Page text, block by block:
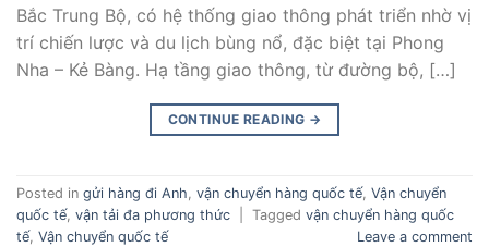
Bắc Trung Bộ, có hệ thống giao thông phát triển nhờ vị
trí chiến lược và du lịch bùng nổ, đặc biệt tại Phong
Nha – Kẻ Bàng. Hạ tầng giao thông, từ đường bộ, […]
CONTINUE READING →
Posted in gửi hàng đi Anh vận chuyển hàng quốc tế Vận chuyển
quốc tế vận tải đa phương thức Tagged vận chuyển hàng quốc
tế Vận chuyển quốc tế Leave a comment